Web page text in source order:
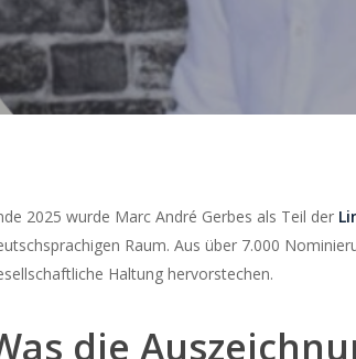
or ESC to close
2025 wurde Marc André Gerbes als Teil der
Raum. Aus über 7.000
Haltung hervorstechen.
die